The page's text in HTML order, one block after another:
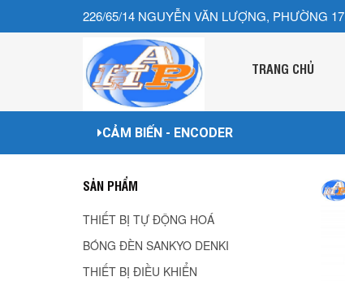
226/65/14 NGUYỄN VĂN LƯỢNG, PHƯỜNG
TRANG CHỦ
CẢM BIẾN - ENCODER
SẢN PHẨM
THIẾT BỊ TỰ ĐỘNG HOÁ
BÓNG ĐÈN SANKYO DENKI
THIẾT BỊ ĐIỀU KHIỂN